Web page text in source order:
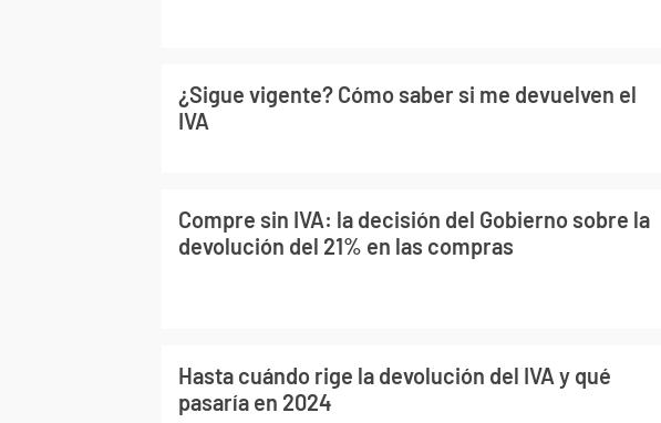
¿Sigue vigente? Cómo saber si me devuelven el
IVA
Compre sin IVA: la decisión del Gobierno sobre la
devolución del 21% en las compras
Hasta cuándo rige la devolución del IVA y qué
pasaría en 2024